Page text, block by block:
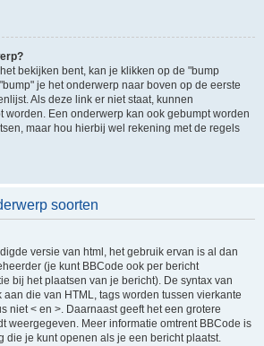
bekijken bent, kan je klikken op de "bump
je het onderwerp naar boven op de eerste
Als deze link er niet staat, kunnen
worden. Een onderwerp kan ook gebumpt worden
maar hou hierbij wel rekening met de regels
soorten
versie van html, het gebruik ervan is al dan
(je kunt BBCode ook per bericht
bij het plaatsen van je bericht). De syntax van
die van HTML, tags worden tussen vierkante
niet < en >. Daarnaast geeft het een grotere
weergegeven. Meer informatie omtrent BBCode is
die je kunt openen als je een bericht plaatst.